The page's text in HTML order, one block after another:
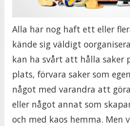
Alla har nog haft ett eller
kände sig väldigt
kan ha svårt att hålla saker
plats, förvara saker som
något med varandra att
eller något annat som
och med kaos hemma. Men